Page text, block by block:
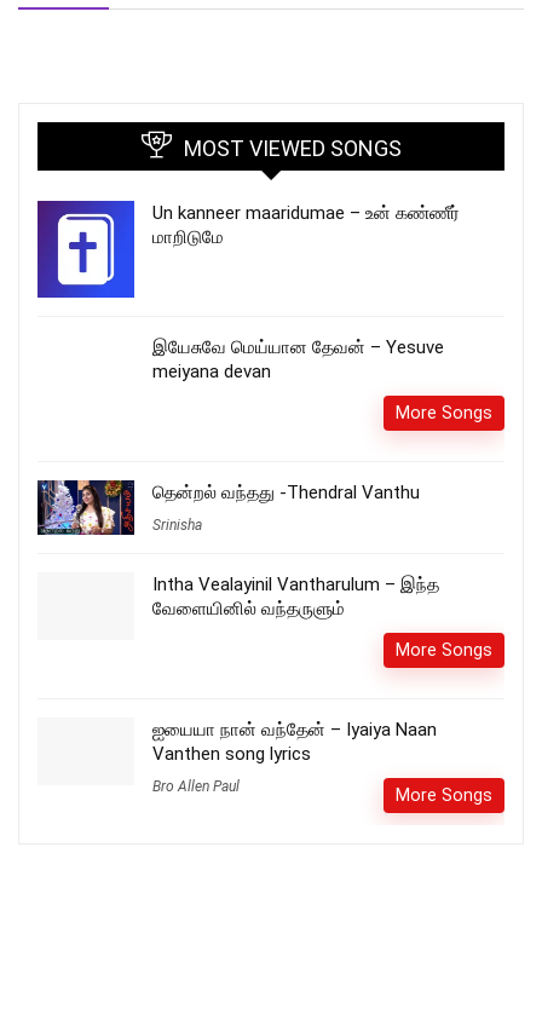
MOST VIEWED SONGS
Un kanneer maaridumae – உன் கண்ணீர்
மாறிடுமே
இயேசுவே மெய்யான தேவன் – Yesuve
meiyana devan
More Songs
தென்றல் வந்தது -Thendral Vanthu
Srinisha
Intha Vealayinil Vantharulum – இந்த
வேளையினில் வந்தருளும்
More Songs
ஐயையா நான் வந்தேன் – Iyaiya Naan
Vanthen song lyrics
Bro Allen Paul More Songs